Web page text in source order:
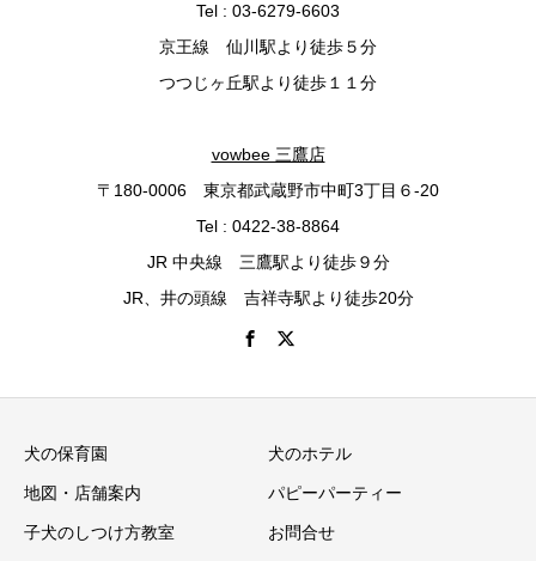
Tel : 03-6279-6603
京王線 仙川駅より徒歩５分
つつじヶ丘駅より徒歩１１分
vowbee 三鷹店
〒180-0006 東京都武蔵野市中町3丁目６-20
Tel : 0422-38-8864
JR 中央線 三鷹駅より徒歩９分
JR、井の頭線 吉祥寺駅より徒歩20分
犬の保育園 犬のホテル
地図・店舗案内 パピーパーティー
子犬のしつけ方教室 お問合せ